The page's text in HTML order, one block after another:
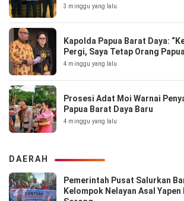
3 minggu yang lalu
Kapolda Papua Barat Daya:
Pergi, Saya Tetap Orang
4 minggu yang lalu
Prosesi Adat Moi Warnai
Papua Barat Daya Baru
4 minggu yang lalu
DAERAH
Pemerintah Pusat Salurkan
Kelompok Nelayan Asal